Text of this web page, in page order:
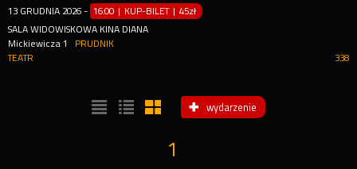
13 GRUDNIA 2026 - 16:00 | KUP-BILET |45zł
SALA WIDOWISKOWA KINA DIANA
Mickiewicza 1
PRUDNIK
338
TEATR
wydarzenie
1